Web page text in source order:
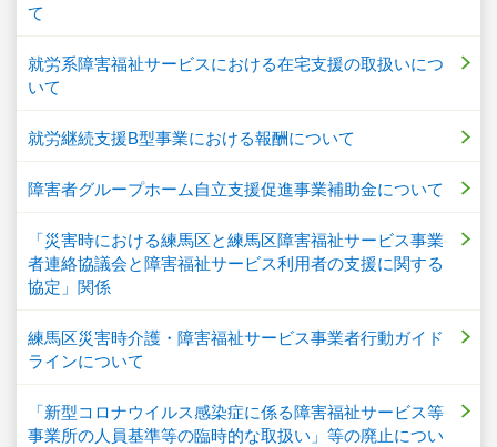
て
就労系障害福祉サービスにおける在宅支援の取扱いにつ
いて
就労継続支援B型事業における報酬について
障害者グループホーム自立支援促進事業補助金について
「災害時における練馬区と練馬区障害福祉サービス事業
者連絡協議会と障害福祉サービス利用者の支援に関する
協定」関係
練馬区災害時介護・障害福祉サービス事業者行動ガイド
ラインについて
「新型コロナウイルス感染症に係る障害福祉サービス等
事業所の人員基準等の臨時的な取扱い」等の廃止につい